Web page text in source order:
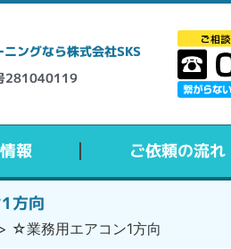
ングなら株式会社SKS
281040119
報 ご依頼の流れ
方向
☆業務用エアコン1方向